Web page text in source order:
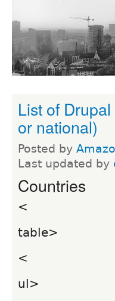
List of
or national)
Posted by
Last updated by
Countries
<
table>
<
ul>